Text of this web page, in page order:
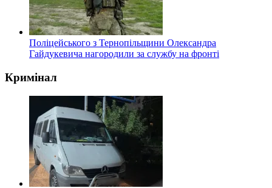
Поліцейського з Тернопільщини Олександра
Гайдукевича нагородили за службу на фронті
Кримінал